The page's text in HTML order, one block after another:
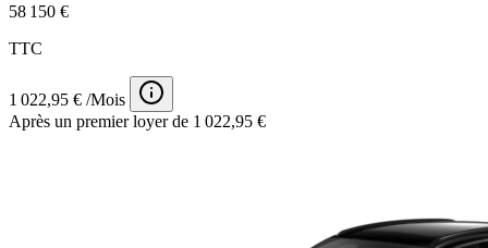
58 150 €
TTC
1 022,95 € /Mois
Après un premier loyer de 1 022,95 €